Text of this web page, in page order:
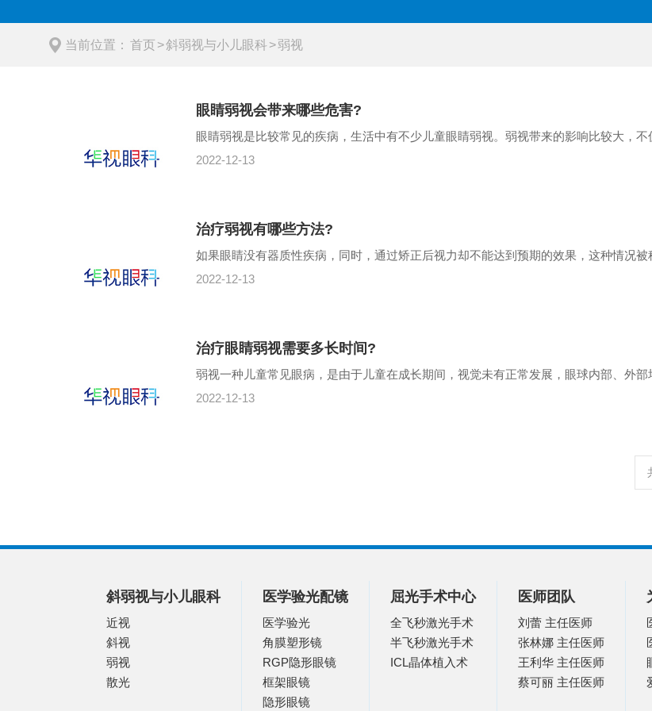
当前位置： 首页 >斜弱视与小儿眼科>弱视
眼睛弱视会带来哪些危害?
眼睛弱视是比较常见的疾病，生活中有不少儿童眼睛弱视。弱视带来的影响比较大，不
2022-12-13
治疗弱视有哪些方法?
如果眼睛没有器质性疾病，同时，通过矫正后视力却不能达到预期的效果，这种情况被
2022-12-13
治疗眼睛弱视需要多长时间?
弱视一种儿童常见眼病，是由于儿童在成长期间，视觉未有正常发展，眼球内部、外部
2022-12-13
斜弱视与小儿眼科
近视
斜视
弱视
散光
医学验光配镜
医学验光
角膜塑形镜
RGP隐形眼镜
框架眼镜
隐形眼镜
屈光手术中心
全飞秒激光手术
半飞秒激光手术
ICL晶体植入术
医师团队
刘蕾 主任医师
张林娜 主任医师
王利华 主任医师
蔡可丽 主任医师